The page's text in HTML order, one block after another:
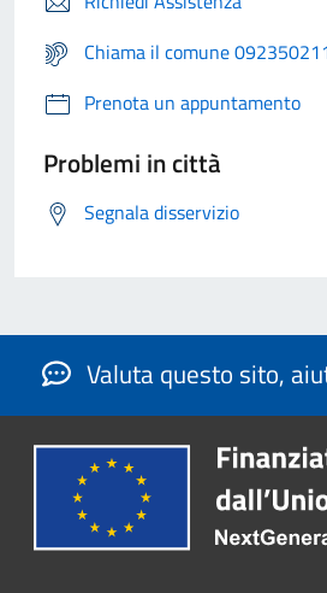
Chiama il comune
Prenota un appuntamento
Problemi in città
Segnala disservizio
Valuta questo sito,